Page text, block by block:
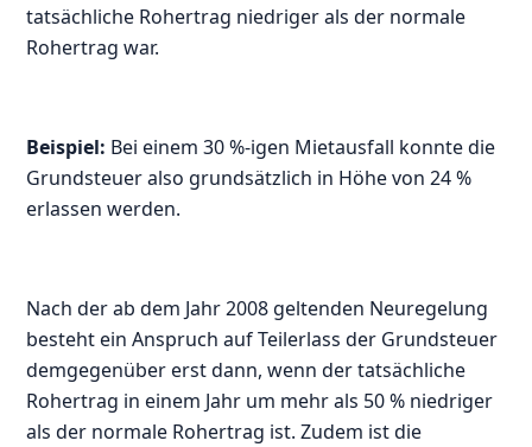
tatsächliche Rohertrag niedriger als der normale
Rohertrag war.
Beispiel: Bei einem 30 %-igen Mietausfall konnte die
Grundsteuer also grundsätzlich in Höhe von 24 %
erlassen werden.
Nach der ab dem Jahr 2008 geltenden Neuregelung
besteht ein Anspruch auf Teilerlass der Grundsteuer
demgegenüber erst dann, wenn der tatsächliche
Rohertrag in einem Jahr um mehr als 50 % niedriger
als der normale Rohertrag ist. Zudem ist die